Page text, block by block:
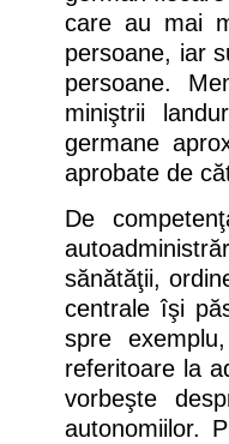
care au mai
persoane, iar
persoane.
miniştrii
germane
aprobate de
De
sănătăţii,
centrale îşi
spre
referitoare la
vorbeşte
autonomiilor.